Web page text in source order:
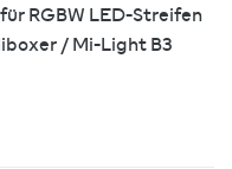
RGBW LED-Streifen
/ Mi-Light B3